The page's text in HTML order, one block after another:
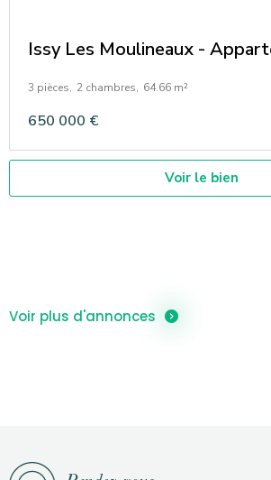
Issy Les Moulineaux -
3 pièces, 2 chambres, 64.66 m²
650 000 €
Voir le bien
Voir plus d'annonces